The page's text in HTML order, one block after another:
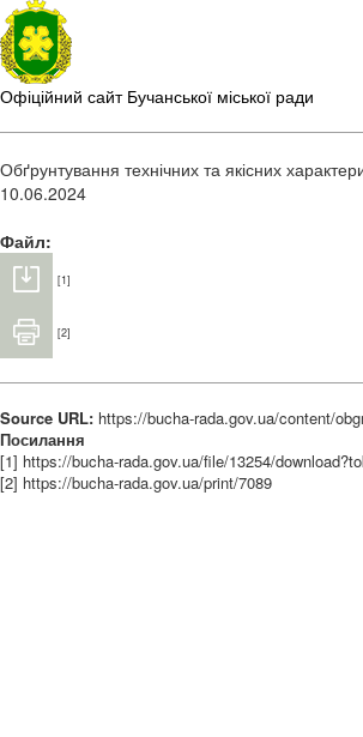
Офіційний сайт Бучанської міської ради
Обґрунтування технічних та якісних
10.06.2024
Файл:
[1]
[2]
Source URL: https://bucha-rada.gov.ua/content/
Посилання
[1] https://bucha-rada.gov.ua/file/13254/
[2] https://bucha-rada.gov.ua/print/7089